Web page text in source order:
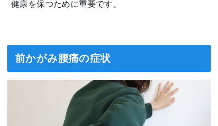
健康を保つために重要です。
前かがみ腰痛の症状